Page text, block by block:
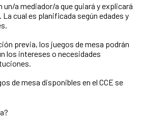
a mediador/a que guiará y explicará
cual es planificada según edades y
previa, los juegos de mesa podrán
los intereses o necesidades
de mesa disponibles en el CCE se